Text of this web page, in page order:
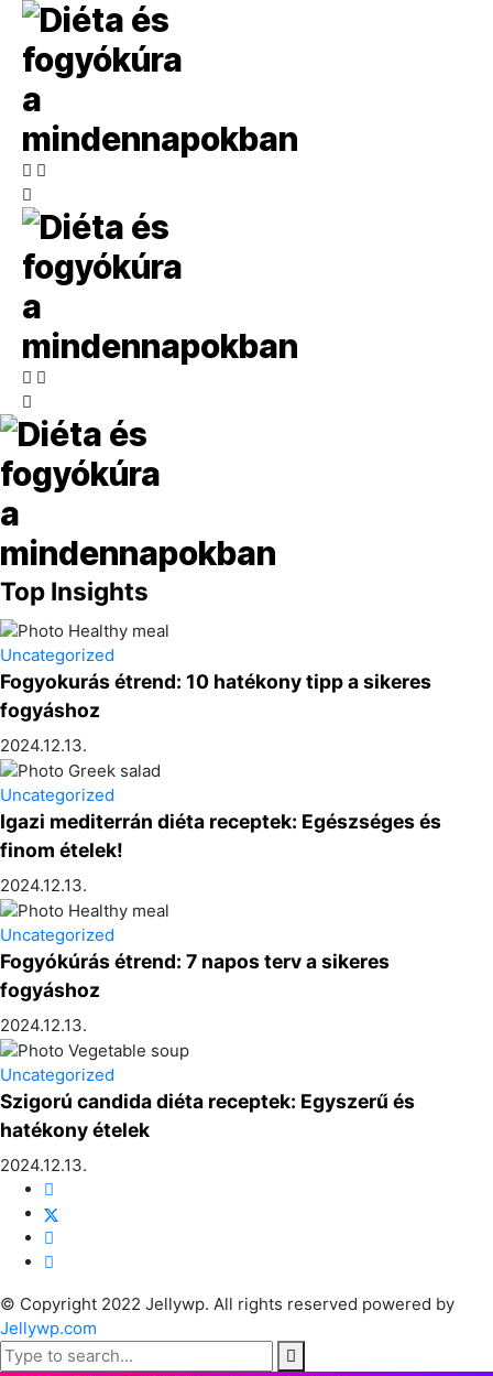
Top Insights
Uncategorized
Fogyokurás étrend: 10 hatékony tipp a sikeres
fogyáshoz
2024.12.13.
Uncategorized
Igazi mediterrán diéta receptek: Egészséges és
finom ételek!
2024.12.13.
Uncategorized
Fogyókúrás étrend: 7 napos terv a sikeres
fogyáshoz
2024.12.13.
Uncategorized
Szigorú candida diéta receptek: Egyszerű és
hatékony ételek
2024.12.13.
© Copyright 2022 Jellywp. All rights reserved powered by
Jellywp.com